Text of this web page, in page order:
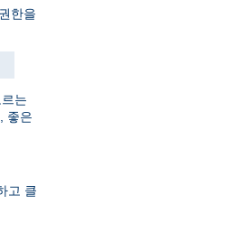
한을
는
좋은
고 클